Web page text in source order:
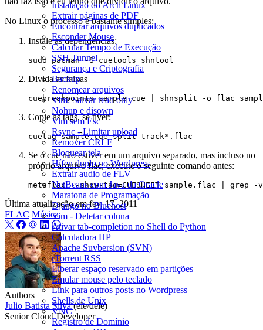
Instalação do Arch Linux
Extrair páginas de PDF
Encontrar arquivos duplicados
Esconder Mouse
Calcular Tempo de Execução
SSH Tunnel
Segurança e Criptografia
Backup
Renomear arquivos
Vim: Salvar read only
Nohup e disown
Vim sem Esc
Rsync - Limitar upload
Remover CRLF
Bloquear tela
Hífen duplo no Wordpress
Extrair audio de FLV
NetBeans com Java da Oracle
Maratona de Programação
Django no Bluehost
Vim - Deletar coluna
Ativar tab-completion no Shell do Python
Calculadora HP
Apache Suvbersion (SVN)
rTorrent RSS
Liberar espaço reservado em partições
Emular mouse pelo teclado
Link para outros posts no Wordpress
Shells de Unix
VNC
Registro de Domínio
No Linux o processo é bastante simples:
Instale as dependências:
Divida as faixas
cuebreakpoints sample.cue
Copie as tags, se tiver:
Se o cue não estiver em um arquivo separado, mas incluso no
próprio arquivo flac, execute o seguinte comando antes:
metaflac --show-tag=CUESHEET sample.flac
Última atualização emfev. 17, 2011
FLAC Música
Authors
Julio Batista Silva(ele/dele)
Senior Cloud Developer